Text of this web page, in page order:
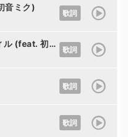
音ミク)
歌詞
初音ミク)
歌詞
歌詞
歌詞